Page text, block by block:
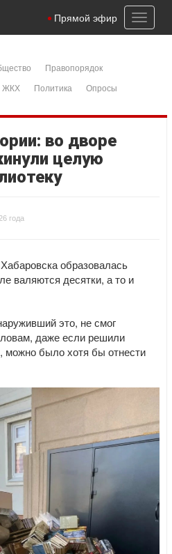
Toggle
Прямой эфир
Правопорядок
ЖКХ Политика
Опросы
во дворе
целую
года
образовалась
валяются десятки, а то и
это, не смог
даже если решили
можно было хотя бы отнести